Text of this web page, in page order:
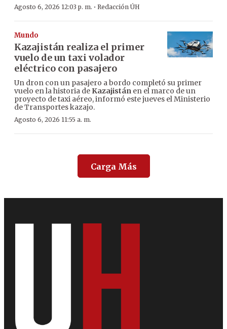
Agosto 6, 2026 12:03 p. m. · Redacción ÚH
Mundo
Kazajistán realiza el primer
vuelo de un taxi volador
eléctrico con pasajero
Un dron con un pasajero a bordo completó su primer
vuelo en la historia de Kazajistán en el marco de un
proyecto de taxi aéreo, informó este jueves el Ministerio
de Transportes kazajo.
Agosto 6, 2026 11:55 a. m.
Carga Más